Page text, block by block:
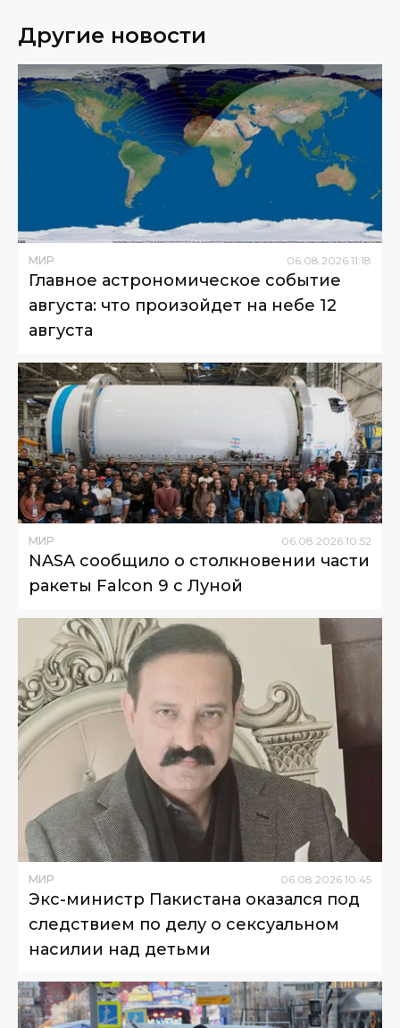
Другие новости
МИР 06 08 2026 11:18
Главное астрономическое событие
августа: что произойдет на небе 12
августа
МИР 06.08.2026 10:52
NASA сообщило о столкновении части
ракеты Falcon 9 с Луной
МИР 06 08 2026 10:45
Экс-министр Пакистана оказался под
следствием по делу о сексуальном
насилии над детьми